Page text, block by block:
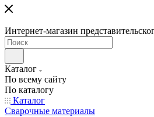
Интернет-магазин
Каталог
По всему сайту
По каталогу
Каталог
Сварочные материалы